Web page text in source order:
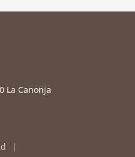
La Canonja